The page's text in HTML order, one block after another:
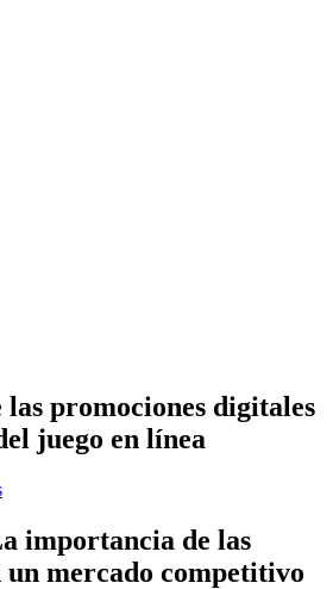
promociones digitales
juego en línea
importancia de las
un mercado competitivo